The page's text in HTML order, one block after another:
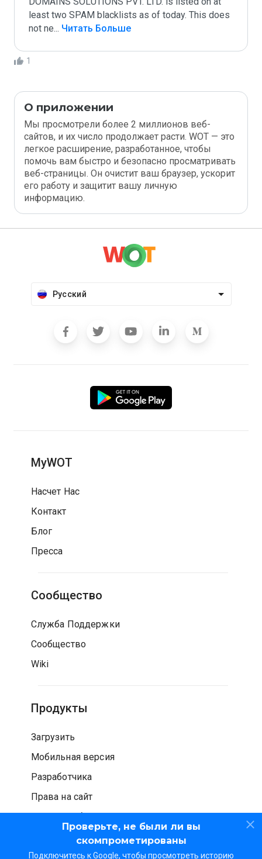
least two SPAM blacklists as of today. This does
not ne... Читать Больше
1
Проверьте, не были ли вы
скомпрометированы
Подключитесь к Google, чтобы просмотреть историю
О приложении
Мы просмотрели более 2 миллионов веб-
сайтов, и их число продолжает расти. WOT — это
легкое расширение, разработанное, чтобы
помочь вам быстро и безопасно просматривать
веб-страницы. Он очистит ваш браузер, ускорит
его работу и защитит вашу личную
информацию.
Русский
MyWOT
Насчет Нас
Контакт
Блог
Пресса
Сообщество
Служба Поддержки
Сообщество
Wiki
Продукты
Загрузить
Мобильная версия
Разработчика
Права на сайт
Проверка безопасности